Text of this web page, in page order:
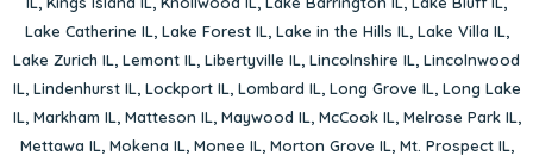
Lake Catherine IL, Lake Forest IL, Lake in the Hills IL, Lake Villa IL,
Lake Zurich IL, Lemont IL, Libertyville IL, Lincolnshire IL, Lincolnwood
IL, Lindenhurst IL, Lockport IL, Lombard IL, Long Grove IL, Long Lake
IL, Markham IL, Matteson IL, Maywood IL, McCook IL, Melrose Park IL,
Mettawa IL, Mokena IL, Monee IL, Morton Grove IL, Mt. Prospect IL,